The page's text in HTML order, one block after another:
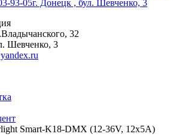
93-05г. Донецк , бул. Шевченко, 3
32
Шевченко, 3
Smart-K18-DMX (12-36V, 12x5A)